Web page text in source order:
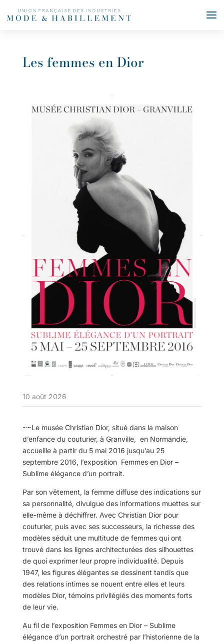
Les femmes en Dior
10 août 2026
~~Le musée Christian Dior, situé dans la maison
d’enfance du couturier, à Granville, en Normandie,
accueille à partir du 5 mai 2016 jusqu’au 25
septembre 2016, l’exposition Femmes en Dior –
Sublime élégance d’un portrait.
Par son vêtement, la femme diffuse des indications sur
sa personnalité, divulgue des informations muettes sur
elle-même à déchiffrer. Avec Christian Dior pour
couturier, puis avec ses successeurs, la richesse des
modèles séduit une multitude de femmes qui ont
trouvé dans les lignes architecturées des silhouettes
de quoi exprimer leur propre individualité. Depuis
1947, les figures élégantes se dessinent tandis que
des relations intimes se nouent entre elles et leurs
modèles Dior, témoins privilégiés des moments forts
de leur vie.
Au fil de l’exposition Femmes en Dior – Sublime
élégance d’un portrait orchestré par l’historienne de la